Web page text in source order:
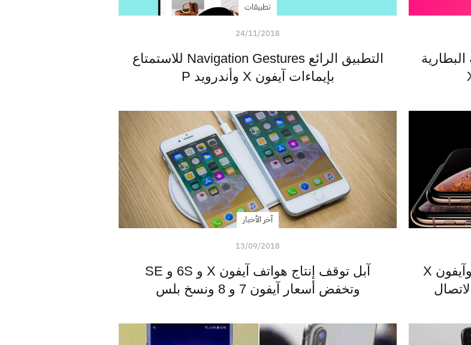
تطبيقات
24/11/2018
التطبيق الرائع Navigation Gestures للاستمتاع
بإيماءات آيفون X وأندرويد P
مقارنة بين الهواتف الرائدة آيفون XS وآيفون X
آخر الأخبار
13/09/2018
آبل توقف إنتاج هواتف آيفون X و 6S و SE
وتخفض أسعار آيفون 7 و 8 ونسخ بلس